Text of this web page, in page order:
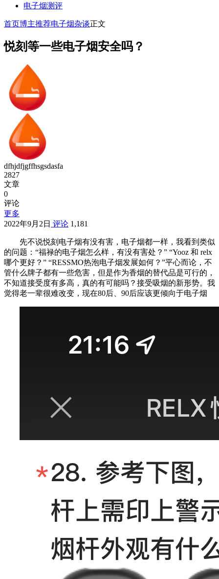
电子烟测评
首页博主推荐电子烟杂谈正文
悦刻等一些电子烟安全吗？
dfhjdfjgffhsgsdasfa
2827
文章
0
评论
更多
2022年9月2日 评论 1,181
先不说悦刻电子烟有没有害，电子烟都一样，我看到类似
的问题：“福禄的电子烟怎么样，有没有害处？” “Yooz 和 relx
哪个更好？” “RESSMO热泡电子烟发展如何？”平心而论，不
管什么牌子都有一些危害，但是作为香烟的替代品是可行的，
不知道接受度有多高，真的有可能吗？接受吸烟的新形势。我
觉得老一辈很难改变，现在80后、90后应该更倾向于电子烟